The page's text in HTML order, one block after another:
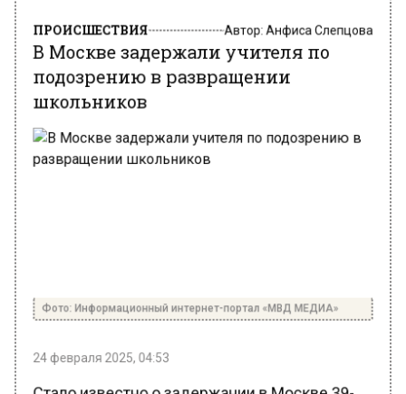
В Москве задержали учителя по
подозрению в развращении
школьников
Стало известно о задержании в Москве 39-